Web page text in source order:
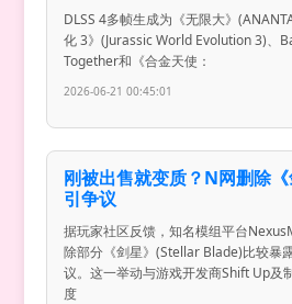
DLSS 4多帧生成为《无限大》
化 3》(Jurassic World Evolution 3)、
Together和《合金天使：
2026-06-21 00:45:01
刚被出售就变质？N网删除
引争议
据玩家社区反馈，知名模组平台
除部分《剑星》(Stellar Blade)比较暴
议。这一举动与游戏开发商Shift Up及
度